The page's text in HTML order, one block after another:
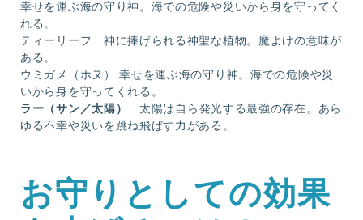
幸せを運ぶ海の守り神。海での危険や災いから身を守ってく
れる。
ティーリーフ 神に捧げられる神聖な植物。魔よけの意味が
ある。
ウミガメ（ホヌ） 幸せを運ぶ海の守り神。海での危険や災
いから身を守ってくれる。
ラー（サン／太陽）
太陽は自ら発光する最強の存在。あら
ゆる不幸や災いを跳ね飛ばす力がある。
お守りとしての効果